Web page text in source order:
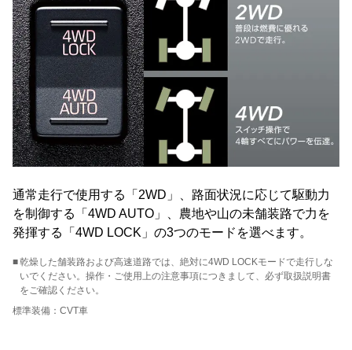
通常走行で使用する「2WD」、路面状況に応じて駆動力
を制御する「4WD AUTO」、農地や山の未舗装路で力を
発揮する「4WD LOCK」の3つのモードを選べます。
■乾燥した舗装路および高速道路では、絶対に4WD LOCKモードで走行しな
いでください。操作・ご使用上の注意事項につきまして、必ず取扱説明書
をご確認ください。
標準装備：CVT車